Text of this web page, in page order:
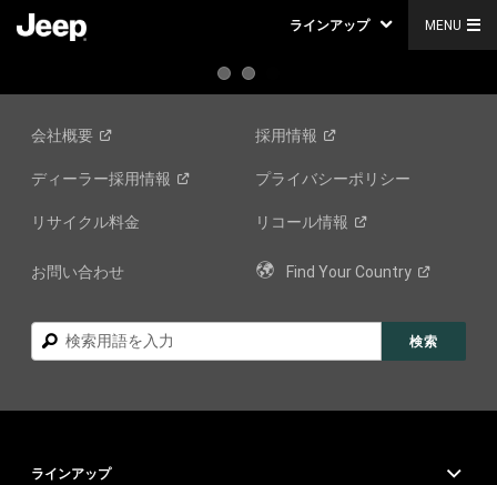
ラインアップ MENU
会社概要 採用情報
ディーラー採用情報 プライバシーポリシー
リサイクル料金 リコール情報
お問い合わせ Find YourCountry
検
索
検索
ラインアップ